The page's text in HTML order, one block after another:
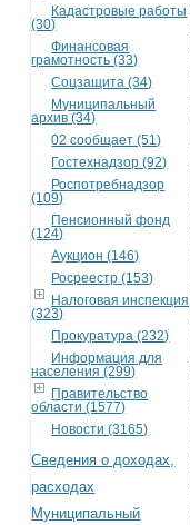
Кадастровые работы
(30)
Финансовая
грамотность (33)
Соцзащита (34)
Муниципальный
архив (34)
02 сообщает (51)
Гостехнадзор (92)
Роспотребнадзор
(109)
Пенсионный фонд
(124)
Аукцион (146)
Росреестр (153)
Налоговая инспекция
(323)
Прокуратура (232)
Информация для
населения (299)
Правительство
области (1577)
Новости (3165)
Сведения о доходах,
расходах
Муниципальный